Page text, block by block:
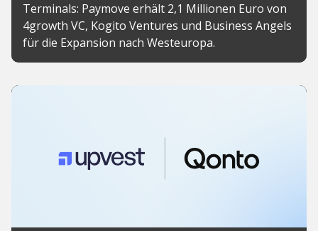
Terminals: Paymove erhält 2,1 Millionen Euro von
4growth VC, Kogito Ventures und Business Angels
für die Expansion nach Westeuropa.